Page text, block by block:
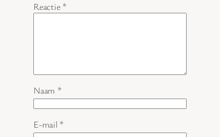
Reactie *
Naam *
E-mail *